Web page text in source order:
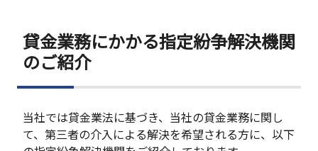
貸金業務にかかる指定紛争解決機関
のご紹介
当社では貸金業法に基づき、当社の貸金業務に関し
て、第三者の介入による解決を希望される方に、以下